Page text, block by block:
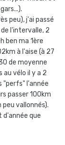
peu), j'ai passé
l'intervalle, 2
ben ma 1ère
à l'aise (à 27
de moyenne
au vélo il y a 2
"perfs" l'année
passer 100km
vallonnés).
d'année que